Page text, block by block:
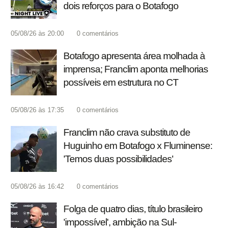
dois reforços para o Botafogo
05/08/26 às 20:00 0 comentários
Botafogo apresenta área molhada à
imprensa; Franclim aponta melhorias
possíveis em estrutura no CT
05/08/26 às 17:35 0 comentários
Franclim não crava substituto de
Huguinho em Botafogo x Fluminense:
'Temos duas possibilidades'
05/08/26 às 16:42 0 comentários
Folga de quatro dias, título brasileiro
'impossível', ambição na Sul-